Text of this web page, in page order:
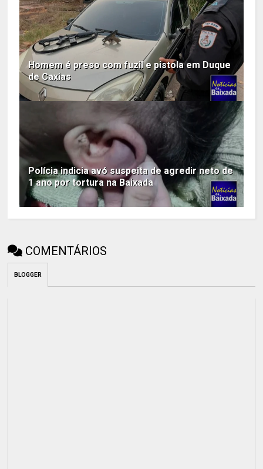
Homem é preso com fuzil e pistola em Duque
de Caxias
Polícia indicia avó suspeita de agredir neto de
1 ano por tortura na Baixada
COMENTÁRIOS
BLOGGER